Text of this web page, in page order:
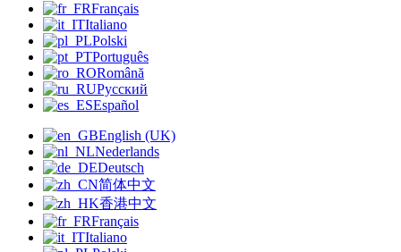
Français
Italiano
Polski
Português
Română
Русский
Español
English (UK)
Nederlands
Deutsch
简体中文
香港中文
Français
Italiano